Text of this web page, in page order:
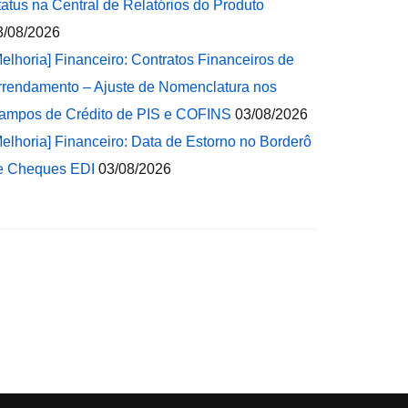
na Central de Relatórios do Produto
08/2026
Financeiro: Contratos Financeiros de
– Ajuste de Nomenclatura nos
de Crédito de PIS e COFINS 03/08/2026
Financeiro: Data de Estorno no Borderô
Cheques EDI 03/08/2026